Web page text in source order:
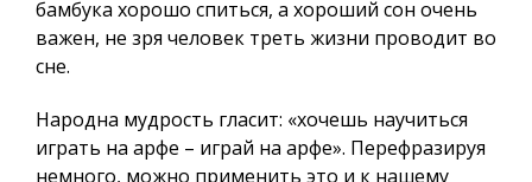
бамбука хорошо спиться, а хороший сон очень
важен, не зря человек треть жизни проводит во
сне.
Народна мудрость гласит: «хочешь научиться
играть на арфе – играй на арфе». Перефразируя
немного, можно применить это и к нашему